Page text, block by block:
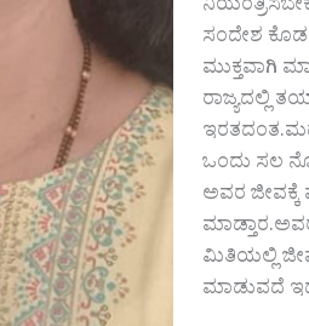
ಸಂದೇಶ
ಮುಕ್ತವಾಗಿ
ರಾಜ್ಯದಲ್ಲಿ
ಒಂದು ಸಲ
ಅವರ
ಮಿತಿಯಲ್ಲಿ
ಮಾಡುವದೆ